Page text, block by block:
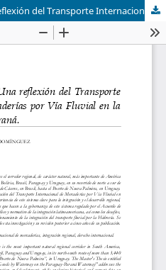
Seguimos navegando. Una reflexión del Transporte Internacional de Mercaderías por Vía Fluvial en la Hidrovía Paraguay-Paraná